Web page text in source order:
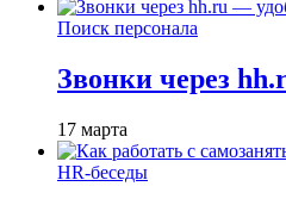
Поиск персонала
Звонки через
17 марта
HR-беседы